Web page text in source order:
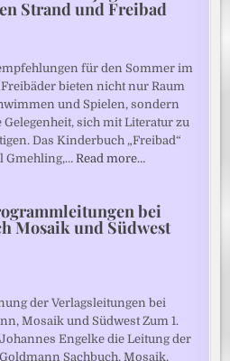
Strand und Freibad
für den Sommer im
bieten nicht nur Raum
und Spielen, sondern
Gelegenheit, sich mit Literatur zu
Das Kinderbuch „Freibad“
Gmehling,…Read more…
bei
Mosaik und Südwest
der Verlagsleitungen bei
Mosaik und Südwest Zum 1.
Engelke die Leitung der
Sachbuch, Mosaik,